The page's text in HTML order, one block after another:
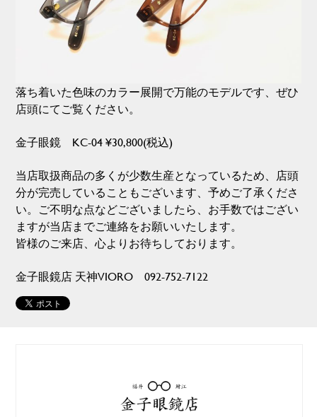
落ち着いた色味のカラー展開で万能のモデルです、ぜひ
店頭にてご覧ください。
金子眼鏡 KC-04 ¥30,800(税込)
当店取扱商品の多くが少数生産となっているため、店頭
分が完売していることもございます、予めご了承くださ
い。ご不明な点などございましたら、お手数ではござい
ますが当店までご連絡をお願いいたします。
皆様のご来店、心よりお待ちしております。
金子眼鏡店 天神VIORO 092-752-7122